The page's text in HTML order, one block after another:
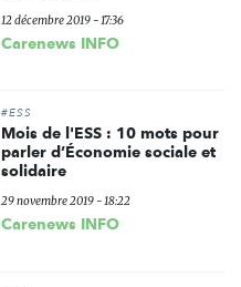
12 décembre 2019 - 17:36
Carenews INFO
#ESS
Mois de l'ESS : 10 mots pour
parler d’Économie sociale et
solidaire
29 novembre 2019 - 18:22
Carenews INFO